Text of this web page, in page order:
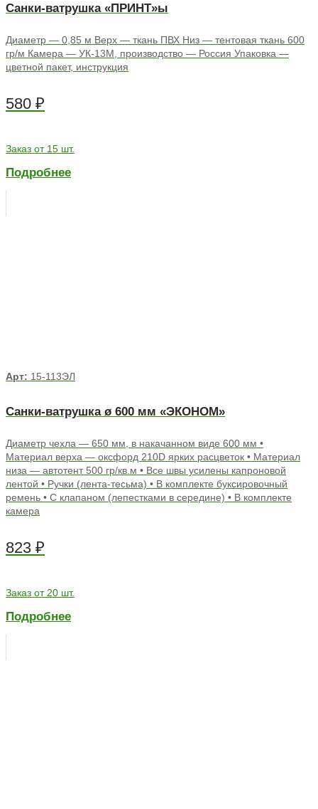
Санки-ватрушка «ПРИНТ»ы
Диаметр — 0,85 м Верх — ткань ПВХ Низ — тентовая ткань 600
гр/м Камера — УК-13М, производство — Россия Упаковка —
цветной пакет, инструкция
580 ₽
Заказ от 15 шт.
Подробнее
Арт: 15-113ЭЛ
Санки-ватрушка ø 600 мм «ЭКОНОМ»
Диаметр чехла — 650 мм, в накачанном виде 600 мм •
Материал верха — оксфорд 210D ярких расцветок • Материал
низа — автотент 500 гр/кв.м • Все швы усилены капроновой
лентой • Ручки (лента-тесьма) • В комплекте буксировочный
ремень • С клапаном (лепестками в середине) • В комплекте
камера
823 ₽
Заказ от 20 шт.
Подробнее